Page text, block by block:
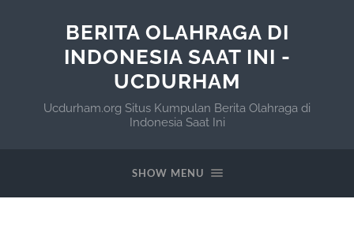
BERITA OLAHRAGA DI
INDONESIA SAAT INI -
UCDURHAM
Ucdurham.org Situs Kumpulan Berita Olahraga di
Indonesia Saat Ini
SHOW MENU